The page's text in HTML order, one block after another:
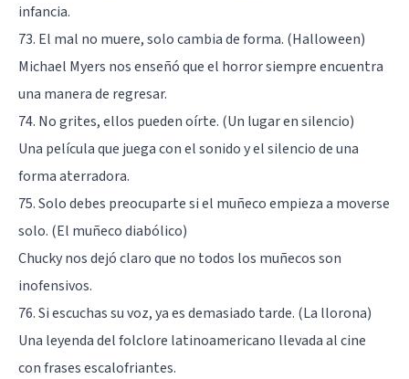
infancia.
73. El mal no muere, solo cambia de forma. (Halloween)
Michael Myers nos enseñó que el horror siempre encuentra
una manera de regresar.
74. No grites, ellos pueden oírte. (Un lugar en silencio)
Una película que juega con el sonido y el silencio de una
forma aterradora.
75. Solo debes preocuparte si el muñeco empieza a moverse
solo. (El muñeco diabólico)
Chucky nos dejó claro que no todos los muñecos son
inofensivos.
76. Si escuchas su voz, ya es demasiado tarde. (La llorona)
Una leyenda del folclore latinoamericano llevada al cine
con frases escalofriantes.